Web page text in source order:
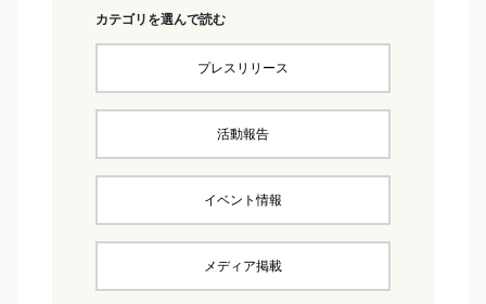
カテゴリを選んで読む
プレスリリース
活動報告
イベント情報
メディア掲載